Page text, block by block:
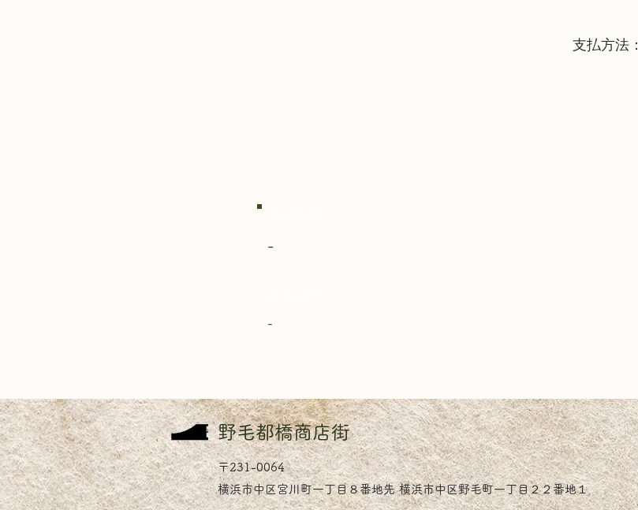
支払方法：
-
-
​野毛都橋商店街
〒231-0064
横浜市中区宮川町一丁目８番地先 横浜市中区野毛町一丁目２２番地１